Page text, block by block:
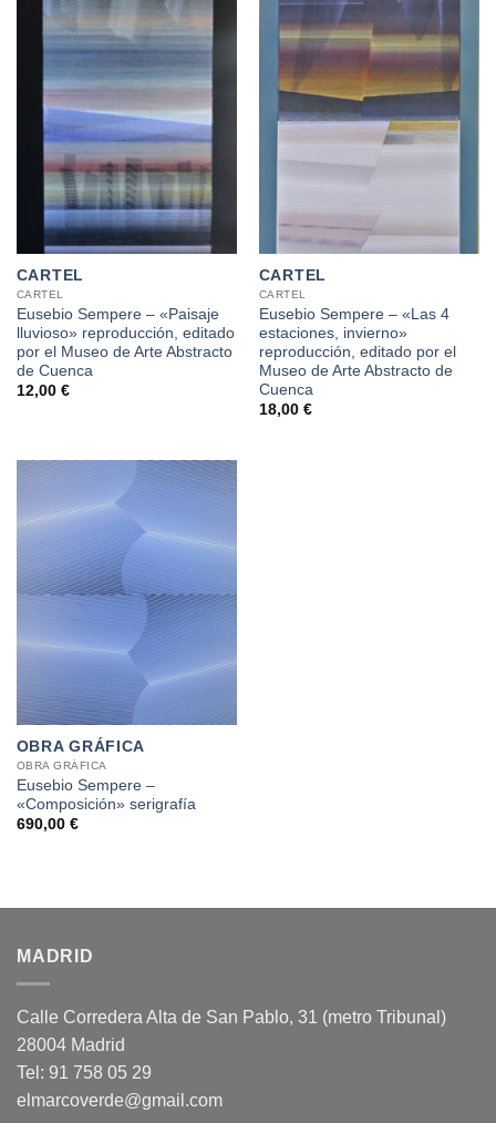
CARTEL
CARTEL
Eusebio Sempere – «Paisaje
lluvioso» reproducción, editado
por el Museo de Arte Abstracto
de Cuenca
12,00 €
CARTEL
CARTEL
Eusebio Sempere – «Las 4
estaciones, invierno»
reproducción, editado por el
Museo de Arte Abstracto de
Cuenca
18,00 €
OBRA GRÁFICA
OBRA GRÁFICA
Eusebio Sempere –
«Composición» serigrafía
690,00 €
MADRID
Calle Corredera Alta de San Pablo, 31 (metro Tribunal)
28004 Madrid
Tel: 91 758 05 29
elmarcoverde@gmail.com